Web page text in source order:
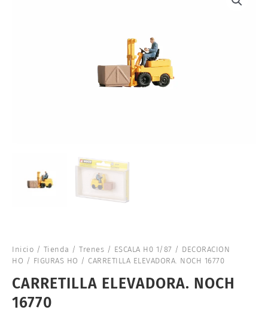
Inicio / Tienda / Trenes / ESCALA H0 1/87 / DECORACION
HO / FIGURAS HO / CARRETILLA ELEVADORA. NOCH 16770
CARRETILLA ELEVADORA. NOCH
16770